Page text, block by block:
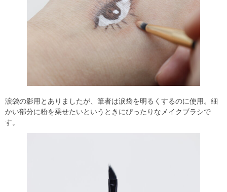
涙袋の影用とありましたが、筆者は涙袋を明るくするのに使用。細
かい部分に粉を乗せたいというときにぴったりなメイクブラシで
す。